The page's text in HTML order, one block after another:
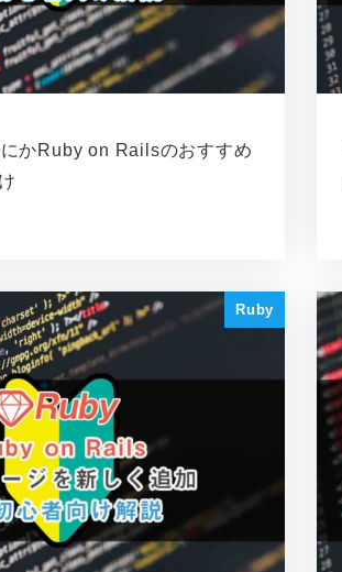
かRuby on Railsのおすすめ
Ruby